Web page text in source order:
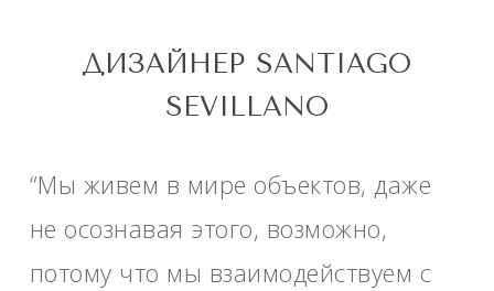
ДИЗАЙНЕР SANTIAGO
SEVILLANO
“Мы живем в мире объектов, даже
не осознавая этого, возможно,
потому что мы взаимодействуем с